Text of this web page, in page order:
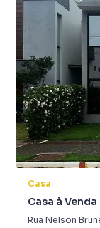
Casa
Casa à
Alexandre
Rua Nelson